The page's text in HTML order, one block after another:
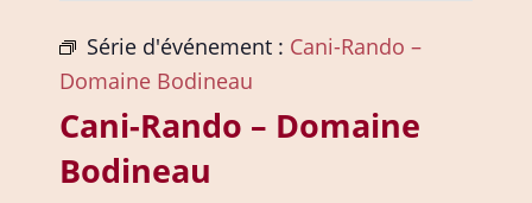
Série d'événement : Cani-Rando –
Domaine Bodineau
Cani-Rando – Domaine
Bodineau